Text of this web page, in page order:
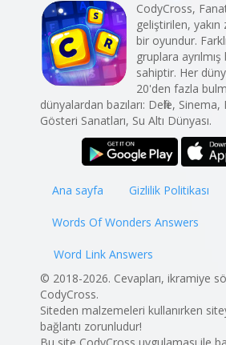
CodyCross,
geliştirilen,
bir oyundur.
gruplara
sahiptir. Her
20'den fazla
dünyalardan bazıları: Defile,
Gösteri Sanatları, Su Altı Dünyası.
Ana sayfa Gizlilik Politikası
Words Of Wonders Answers
Word Link Answers
© 2018-2026. Cevapları, ikramiye
CodyCross.
Siteden malzemeleri kullanırken
bağlantı zorunludur!